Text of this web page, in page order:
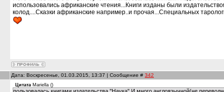
использовались африканские чтения...Книги изданы были
колод....Сказки африканские например..и прочая...Специальных
Дата: Воскресенье, 01.03.2015, 13:37 | Сообщение # 342
Цитата Mariella ()